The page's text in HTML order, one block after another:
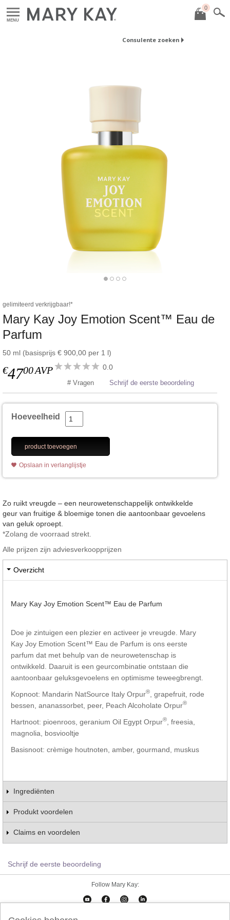
MENU
0
Consulente zoeken
gelimiteerd verkrijgbaar!*
Mary Kay Joy Emotion Scent™ Eau de
Parfum
50 ml (basisprijs € 900,00 per 1 l)
€4700AVP 0.0
# Vragen Schrijf de eerste beoordeling
Hoeveelheid
product toevoegen
Opslaan in verlanglijstje
Zo ruikt vreugde – een neurowetenschappelijk ontwikkelde
geur van fruitige & bloemige tonen die aantoonbaar gevoelens
van geluk oproept.
*Zolang de voorraad strekt.
Alle prijzen zijn adviesverkoopprijzen
Overzicht
Mary Kay Joy Emotion Scent™ Eau de Parfum
Doe je zintuigen een plezier en activeer je vreugde. Mary
Kay Joy Emotion Scent™ Eau de Parfum is ons eerste
parfum dat met behulp van de neurowetenschap is
ontwikkeld. Daaruit is een geurcombinatie ontstaan die
aantoonbaar geluksgevoelens en optimisme teweegbrengt.
Kopnoot: Mandarin NatSource Italy Orpur®
, grapefruit, rode
bessen, ananassorbet, peer, Peach Alcoholate Orpur®
Hartnoot: pioenroos, geranium Oil Egypt Orpur®
, freesia,
magnolia, bosviooltje
Basisnoot: crèmige houtnoten, amber, gourmand, muskus
Ingrediënten
Produkt voordelen
Claims en voordelen
Schrijf de eerste beoordeling
Follow Mary Kay: